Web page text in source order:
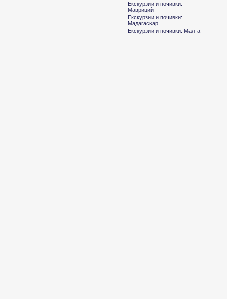
Екскурзии и почивки:
Мавриций
Екскурзии и почивки:
Мадагаскар
Екскурзии и почивки: Малта